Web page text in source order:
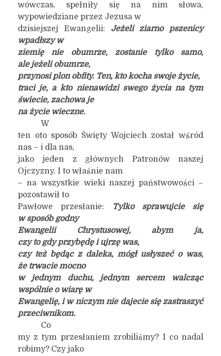
wówczas, spełniły się na nim słowa,
wypowiedziane przez Jezusa w
dzisiejszej Ewangelii: Jeżeli ziarno pszenicy
wpadłszy w
ziemię nie obumrze, zostanie tylko samo,
ale jeżeli obumrze,
przynosi plon obfity. Ten, kto kocha swoje życie,
traci je, a kto nienawidzi swego życia na tym
świecie, zachowa je
na życie wieczne.
W
ten oto sposób Święty Wojciech został wśród
nas – i dla nas,
jako jeden z głównych Patronów naszej
Ojczyzny. I to właśnie nam
– na wszystkie wieki naszej państwowości –
pozostawił to
Pawłowe przesłanie:
Tylko sprawujcie się
w sposób godny
Ewangelii Chrystusowej, abym ja,
czy to gdy przybędę i ujrzę was,
czy też będąc z daleka, mógł usłyszeć o was,
że trwacie mocno
w jednym duchu, jednym sercem walcząc
wspólnie o wiarę w
Ewangelię, i w niczym nie dajecie się zastraszyć
przeciwnikom.
Co
my z tym przesłaniem zrobiliśmy? I co nadal
robimy? Czy jako